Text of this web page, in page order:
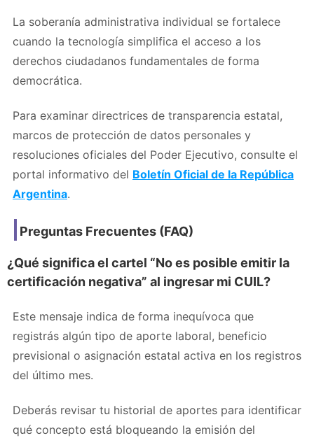
La soberanía administrativa individual se fortalece
cuando la tecnología simplifica el acceso a los
derechos ciudadanos fundamentales de forma
democrática.
Para examinar directrices de transparencia estatal,
marcos de protección de datos personales y
resoluciones oficiales del Poder Ejecutivo, consulte el
portal informativo del Boletín Oficial de la República
Argentina.
Preguntas Frecuentes (FAQ)
¿Qué significa el cartel “No es posible emitir la
certificación negativa” al ingresar mi CUIL?
Este mensaje indica de forma inequívoca que
registrás algún tipo de aporte laboral, beneficio
previsional o asignación estatal activa en los registros
del último mes.
Deberás revisar tu historial de aportes para identificar
qué concepto está bloqueando la emisión del